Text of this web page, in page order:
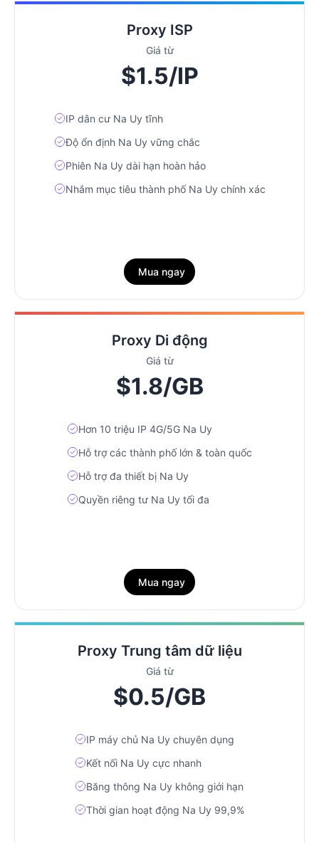
Proxy ISP
Giá từ
$1.5/IP
IP dân cư Na Uy tĩnh
Độ ổn định Na Uy vững chắc
Phiên Na Uy dài hạn hoàn hảo
Nhắm mục tiêu thành phố Na Uy chính xác
Mua ngay
Proxy Di động
Giá từ
$1.8/GB
Hơn 10 triệu IP 4G/5G Na Uy
Hỗ trợ các thành phố lớn & toàn quốc
Hỗ trợ đa thiết bị Na Uy
Quyền riêng tư Na Uy tối đa
Mua ngay
Proxy Trung tâm dữ liệu
Giá từ
$0.5/GB
IP máy chủ Na Uy chuyên dụng
Kết nối Na Uy cực nhanh
Băng thông Na Uy không giới hạn
Thời gian hoạt động Na Uy 99,9%